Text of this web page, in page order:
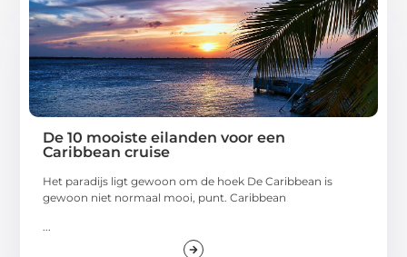
De 10 mooiste eilanden voor een
Caribbean cruise
Het paradijs ligt gewoon om de hoek De Caribbean is
gewoon niet normaal mooi, punt. Caribbean
...